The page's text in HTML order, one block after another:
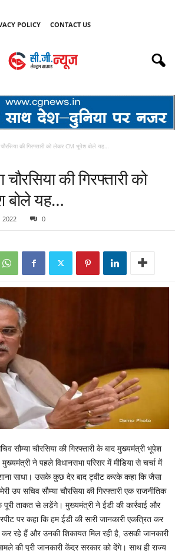
POLICY CONTACT US
की गिरफ्तारी को लेकर CM भूपेश बोले यह…
की गिरफ्तारी को
बोले यह…
2022 0
सौम्या चौरसिया की गिरफ्तारी के बाद मुख्यमंत्री भूपेश
ने पहले विधानसभा परिसर में मीडिया से चर्चा में
साधा। उसके कुछ देर बाद ट्वीट करके कहा कि जैसा
उप सचिव सौम्या चौरसिया की गिरफ्तारी एक राजनीतिक
पूरी ताकत से लड़ेंगे। मुख्यमंत्री ने ईडी की कार्रवाई और
पर कहा कि हम ईडी की सारी जानकारी एकत्रित कर
कर रहे हैं और उनकी शिकायत मिल रही है, उसकी जानकारी
की पूरी जानकारी केंद्र सरकार को देंगे। साथ ही राज्य